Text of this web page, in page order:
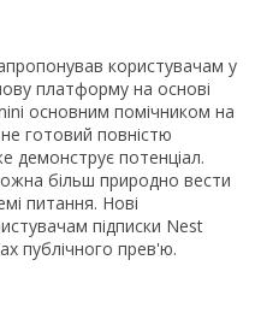
користувачам у
платформу на основі
основним помічником на
готовий повністю
демонструє потенціал.
більш природно вести
питання. Нові
підписки Nest
публічного прев'ю.